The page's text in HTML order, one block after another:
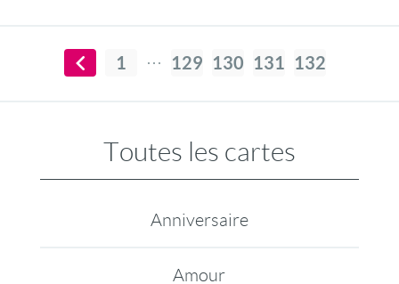
1 129 130 131 132
Toutes les cartes
Anniversaire
Amour